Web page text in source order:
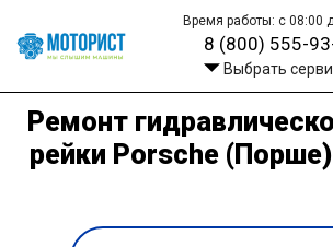
Время работы: с 08:00
8 (800) 555-
Выбрать
Ремонт
рейки Porsche